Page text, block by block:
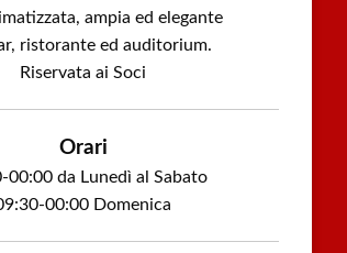
ampia ed elegante
ristorante ed auditorium.
Riservata ai Soci
Orari
00:00 da Lunedì al Sabato
00:00 Domenica